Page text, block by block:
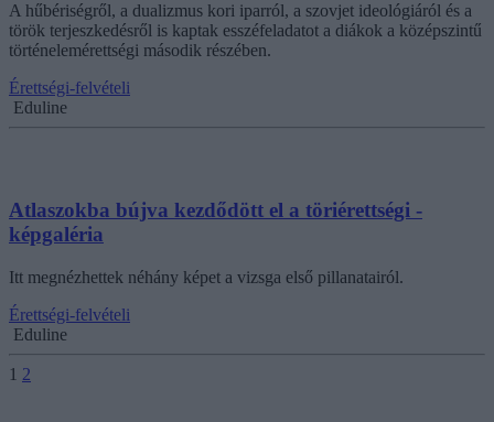
A hűbériségről, a dualizmus kori iparról, a szovjet ideológiáról és a
török terjeszkedésről is kaptak esszéfeladatot a diákok a középszintű
történelemérettségi második részében.
Érettségi-felvételi
Eduline
Atlaszokba bújva kezdődött el a töriérettségi -
képgaléria
Itt megnézhettek néhány képet a vizsga első pillanatairól.
Érettségi-felvételi
Eduline
1 2